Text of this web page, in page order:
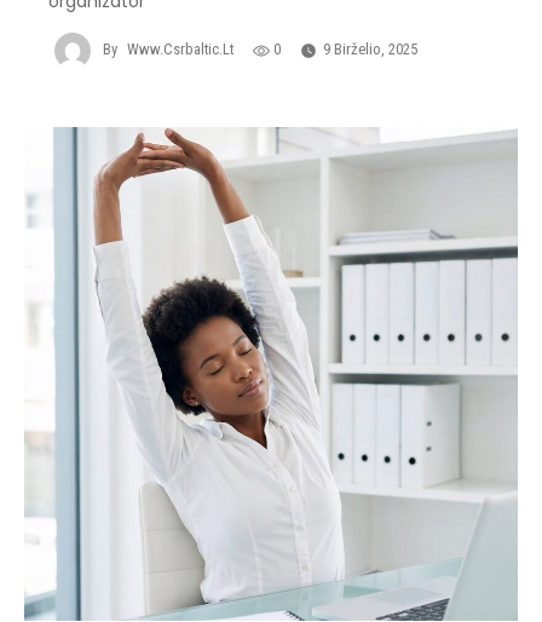
By Www.csrbaltic.lt 0 9 Birželio, 2025